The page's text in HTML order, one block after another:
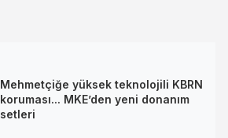
Mehmetçiğe yüksek teknolojili KBRN
koruması... MKE’den yeni donanım
setleri